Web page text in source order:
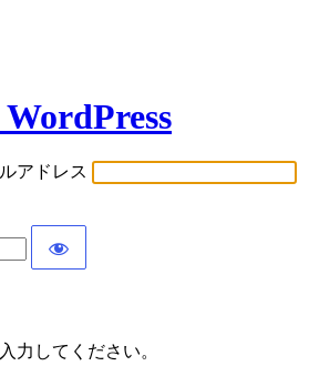
アドレス
力してください。